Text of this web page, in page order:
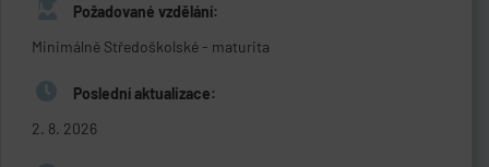
Požadované vzdělání:
Minimálně Středoškolské - maturita
Poslední aktualizace:
2. 8. 2026